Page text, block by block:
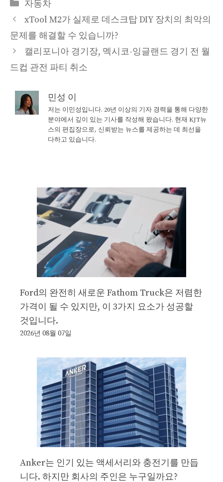
자동차
xTool M2가 실제로 데스크탑 DIY 장치의 최악의
문제를 해결할 수 있습니까?
캘리포니아 경기장, 멕시코-잉글랜드 경기 전 월
드컵 관전 파티 취소
민성 이
저는 이민성입니다. 20년 이상의 기자 경력을 통해 다양한
분야에서 깊이 있는 기사를 작성해 왔습니다. 현재 KJT뉴
스의 편집장으로, 신뢰받는 뉴스를 제공하는 데 최선을
다하고 있습니다.
Ford의 완전히 새로운 Fathom Truck은 저렴한
가격이 될 수 있지만, 이 3가지 요소가 성공할
것입니다.
2026년 08월 07일
Anker는 인기 있는 액세서리와 충전기를 만듭
니다. 하지만 회사의 주인은 누구일까요?